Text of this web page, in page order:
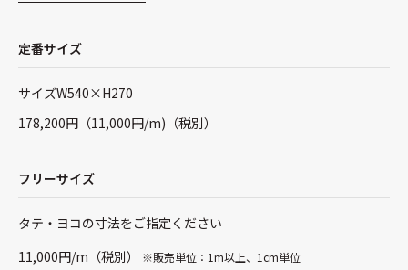
定番サイズ
サイズW540×H270
178,200円（11,000円/m)（税別）
フリーサイズ
タテ・ヨコの寸法をご指定ください
11,000円/m（税別）
※販売単位：1m以上、1cm単位